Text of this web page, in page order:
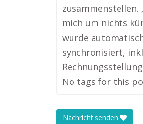
zusammenstellen.
mich um nichts
wurde
synchronisiert,
No tags for this
Nachricht senden